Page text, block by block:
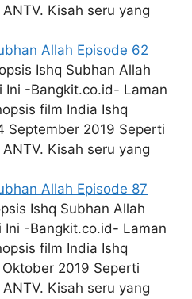
Kisah seru yang
Allah Episode 62
Ishq Subhan Allah
Ini -Bangkit.co.id- Laman
film India Ishq
September 2019 Seperti
Kisah seru yang
Allah Episode 87
Ishq Subhan Allah
Ini -Bangkit.co.id- Laman
film India Ishq
2019 Seperti
Kisah seru yang